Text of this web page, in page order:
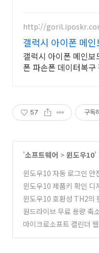
http://
갤럭시 아이폰
갤럭시 아이폰 메인보
폰 파손폰 데이터복구
57 구독
'소프트웨어 > 윈도우10'
윈도우10 자동 로그인 안
윈도우10 제품키 확인 디
윈도우10 호환성 TH2의
원드라이브 무료 용량 축
31일까지 (5)
마이크로소프트 캘린더